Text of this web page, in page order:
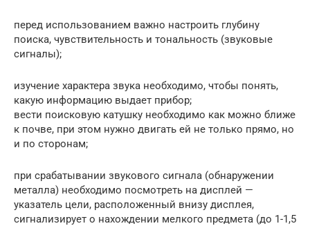
перед использованием важно настроить глубину
поиска, чувствительность и тональность (звуковые
сигналы);
изучение характера звука необходимо, чтобы понять,
какую информацию выдает прибор;
вести поисковую катушку необходимо как можно ближе
к почве, при этом нужно двигать ей не только прямо, но
и по сторонам;
при срабатывании звукового сигнала (обнаружении
металла) необходимо посмотреть на дисплей —
указатель цели, расположенный внизу дисплея,
сигнализирует о нахождении мелкого предмета (до 1-1,5